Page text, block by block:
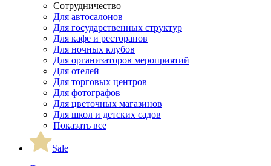
Сотрудничество
Для автосалонов
Для государственных структур
Для кафе и ресторанов
Для ночных клубов
Для организаторов мероприятий
Для отелей
Для торговых центров
Для фотографов
Для цветочных магазинов
Для школ и детских садов
Показать все
Sale